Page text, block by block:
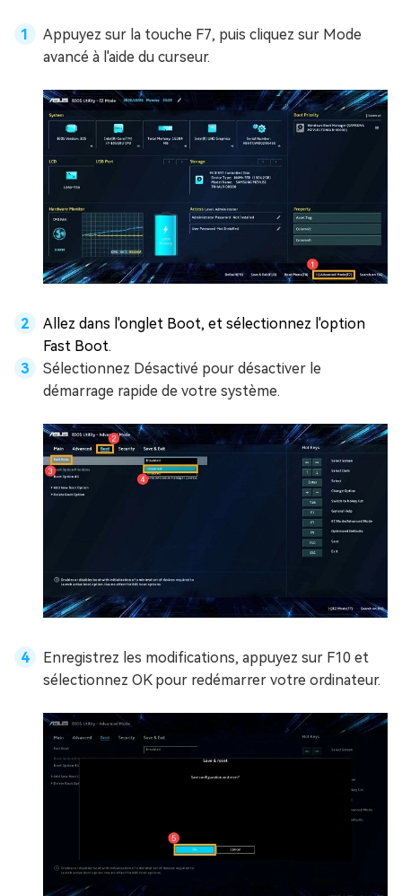
Appuyez sur la touche F7, puis cliquez sur Mode
avancé à l'aide du curseur.
Allez dans l'onglet Boot, et sélectionnez l'option
Fast Boot.
Sélectionnez Désactivé pour désactiver le
démarrage rapide de votre système.
Enregistrez les modifications, appuyez sur F10 et
sélectionnez OK pour redémarrer votre ordinateur.